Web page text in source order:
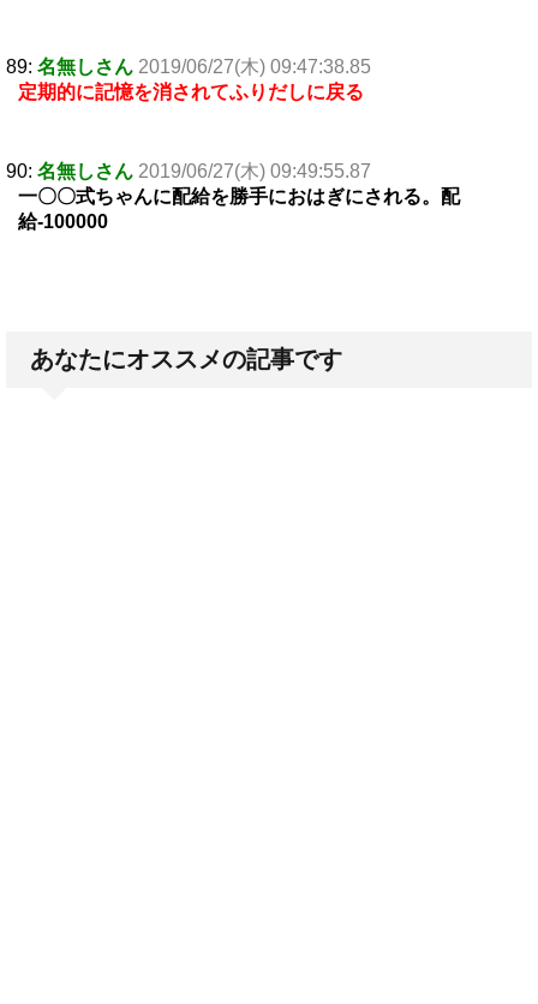
89: 名無しさん 2019/06/27(木) 09:47:38.85
定期的に記憶を消されてふりだしに戻る
90: 名無しさん 2019/06/27(木) 09:49:55.87
一〇〇式ちゃんに配給を勝手におはぎにされる。配
給-100000
あなたにオススメの記事です